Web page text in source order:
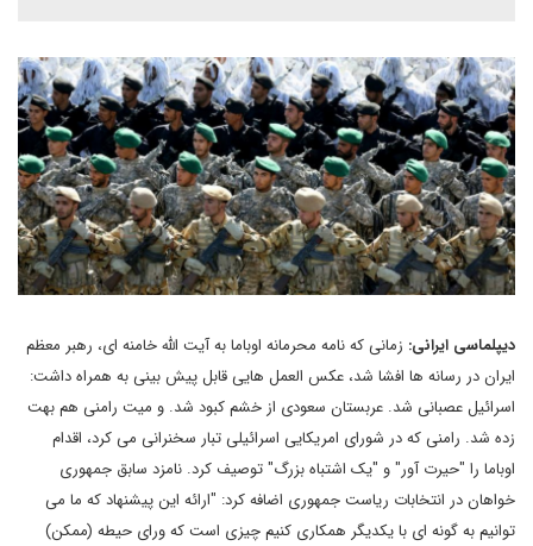
دیپلماسی ایرانی: زمانی که نامه محرمانه اوباما به آیت الله خامنه ای، رهبر معظم
ایران در رسانه ها افشا شد، عکس العمل هایی قابل پیش بینی به همراه داشت:
اسرائیل عصبانی شد. عربستان سعودی از خشم کبود شد. و میت رامنی هم بهت
زده شد. رامنی که در شورای امریکایی اسرائیلی تبار سخنرانی می کرد، اقدام
اوباما را "حیرت آور" و "یک اشتباه بزرگ" توصیف کرد. نامزد سابق جمهوری
خواهان در انتخابات ریاست جمهوری اضافه کرد: "ارائه این پیشنهاد که ما می
توانیم به گونه ای با یکدیگر همکاری کنیم چیزی است که ورای حیطه (ممکن)